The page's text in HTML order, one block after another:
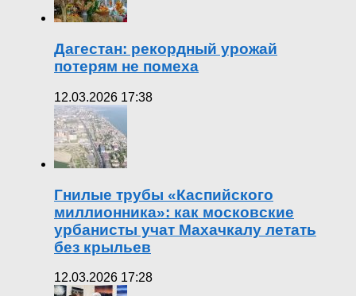
Дагестан: рекордный урожай
потерям не помеха
12.03.2026 17:38
Гнилые трубы «Каспийского
миллионника»: как московские
урбанисты учат Махачкалу летать
без крыльев
12.03.2026 17:28